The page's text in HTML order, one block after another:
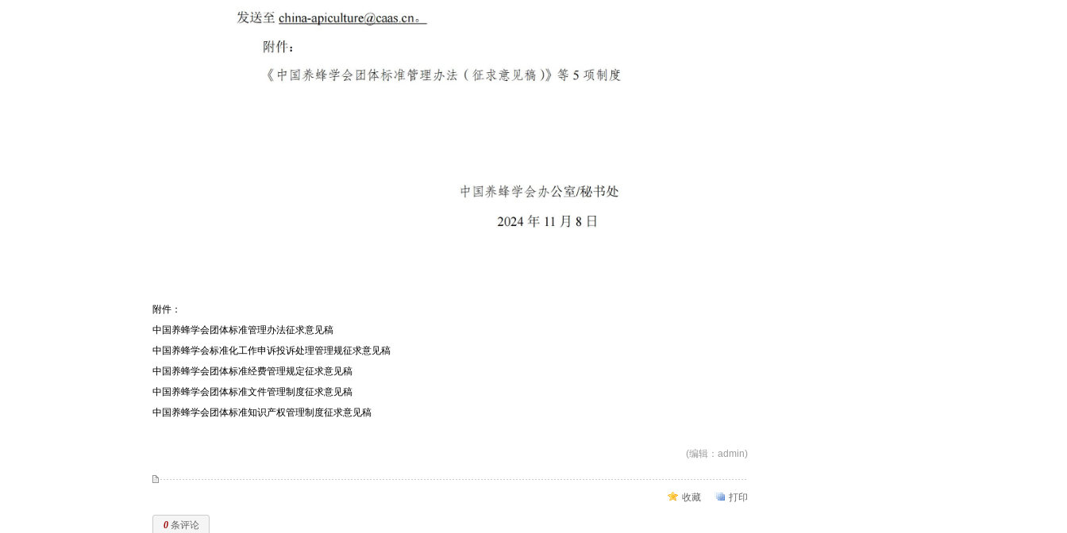
附件：
中国养蜂学会团体标准管理办法征求意见稿
中国养蜂学会标准化工作申诉投诉处理管理规征求意见稿
中国养蜂学会团体标准经费管理规定征求意见稿
中国养蜂学会团体标准文件管理制度征求意见稿
中国养蜂学会团体标准知识产权管理制度征求意见稿
(编辑：admin)
收藏 打印
0 条评论